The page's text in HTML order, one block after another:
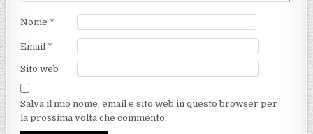
Nome *
Email *
Sito web
Salva il mio nome, email e sito web in questo browser per
la prossima volta che commento.